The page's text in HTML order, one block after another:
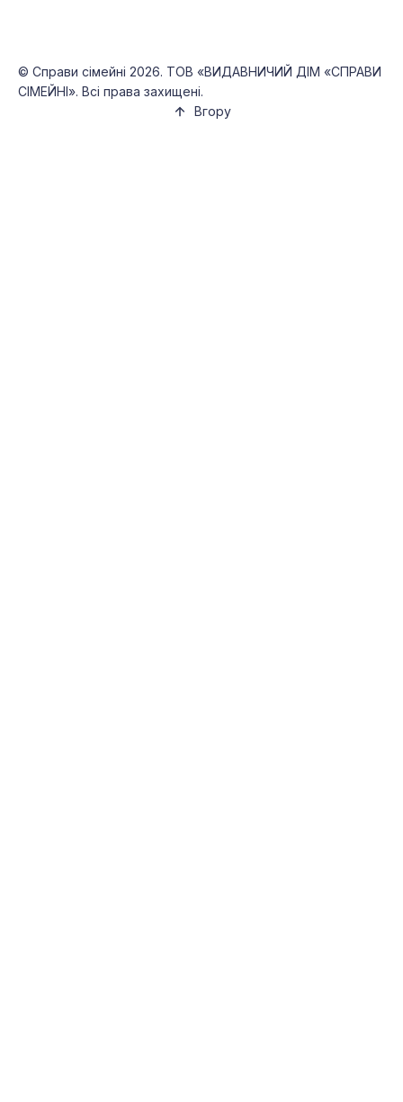
© Справи сімейні 2026. ТОВ «ВИДАВНИЧИЙ ДІМ «СПРАВИ
СІМЕЙНІ». Всі права захищені.
Вгору